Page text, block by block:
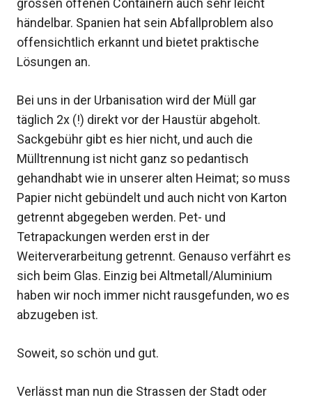
grossen offenen Containern auch sehr leicht
händelbar. Spanien hat sein Abfallproblem also
offensichtlich erkannt und bietet praktische
Lösungen an.
Bei uns in der Urbanisation wird der Müll gar
täglich 2x (!) direkt vor der Haustür abgeholt.
Sackgebühr gibt es hier nicht, und auch die
Mülltrennung ist nicht ganz so pedantisch
gehandhabt wie in unserer alten Heimat; so muss
Papier nicht gebündelt und auch nicht von Karton
getrennt abgegeben werden. Pet- und
Tetrapackungen werden erst in der
Weiterverarbeitung getrennt. Genauso verfährt es
sich beim Glas. Einzig bei Altmetall/Aluminium
haben wir noch immer nicht rausgefunden, wo es
abzugeben ist.
Soweit, so schön und gut.
Verlässt man nun die Strassen der Stadt oder